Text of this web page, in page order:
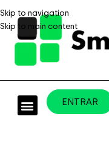
Skip to navigation
Skip to main content
ENTRAR